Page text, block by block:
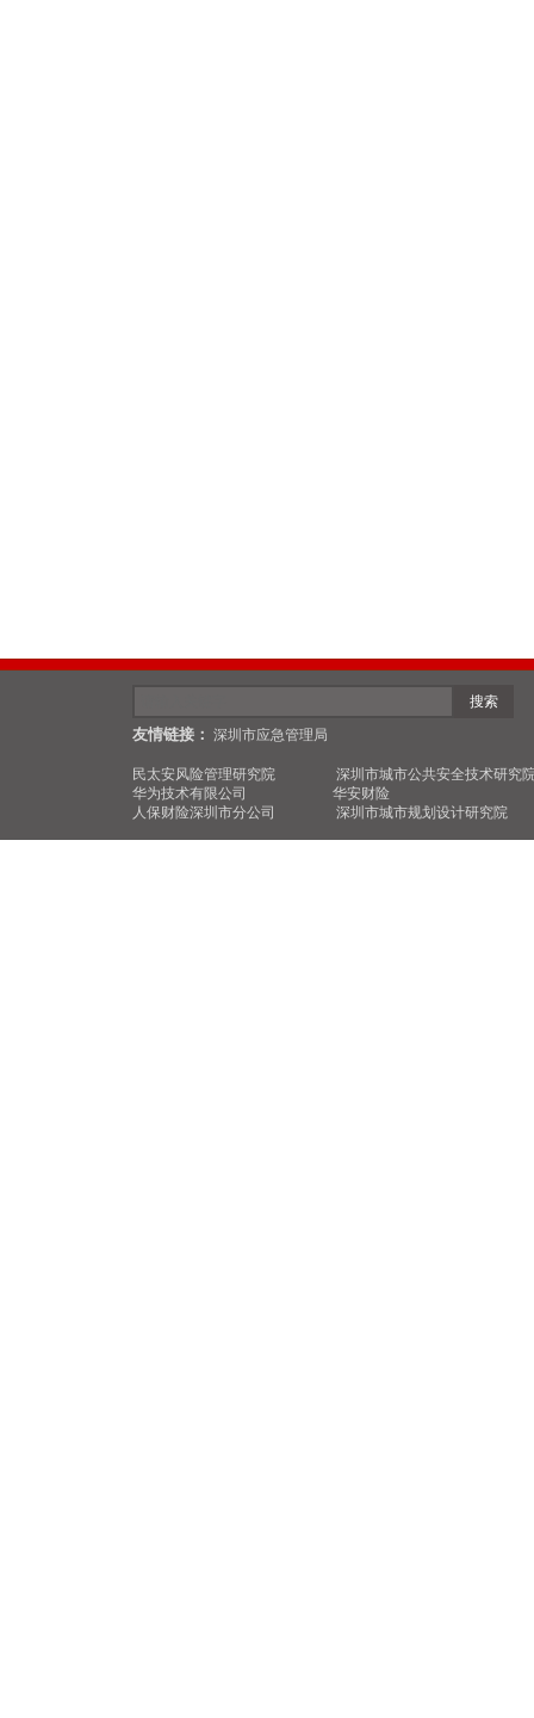
友情链接： 深圳市应急管理局
民太安风险管理研究院
深圳市城市公共安全技术研究
华为技术有限公司
华安财险
人保财险深圳市分公司
深圳市城市规划设计研究院
搜索